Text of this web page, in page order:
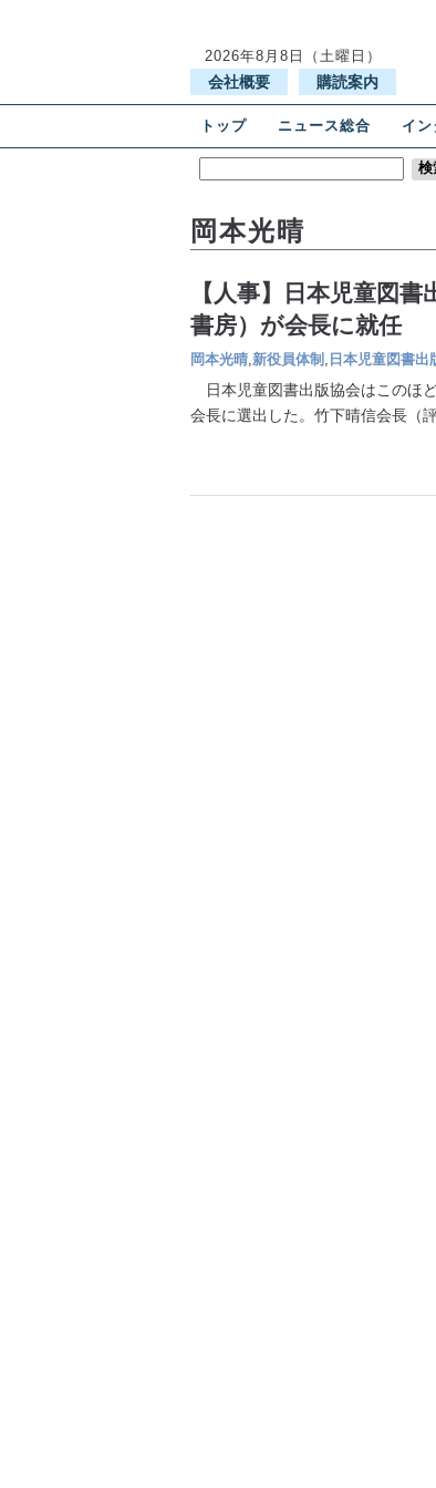
2026年8月8日（土曜日）
会社概要 購読案内
トップ ニュース総合 イ
岡本光晴
【人事】日本児童図
書房）が会長に就任
岡本光晴,新役員体制 , 日本児童図書出
日本児童図書出版協会はこのほ
会長に選出した。竹下晴信会長（